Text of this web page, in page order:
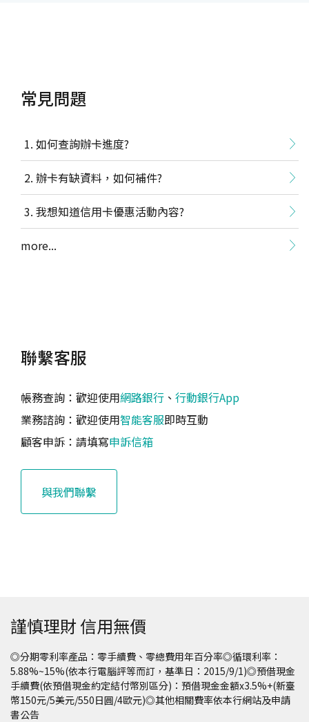
常見問題
如何查詢辦卡進度?
辦卡有缺資料，如何補件?
我想知道信用卡優惠活動內容?
more...
聯繫客服
帳務查詢：歡迎使用網路銀行 、 行動銀行App
業務諮詢：歡迎使用智能客服即時互動
顧客申訴：請填寫申訴信箱
與我們聯繫
謹慎理財 信用無價
◎分期零利率產品：零手續費、零總費用年百分率◎循環利率：
5.88%~15%(依本行電腦評等而訂，基準日：2015/9/1)◎預借現金
手續費(依預借現金約定結付幣別區分)：預借現金金額x3.5%+(新臺
幣150元/5美元/550日圓/4歐元)◎其他相關費率依本行網站及申請
書公告